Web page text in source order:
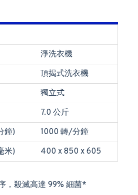
淨洗衣機
頂揭式洗衣機
獨立式
7.0 公斤
鐘)
1000 轉/分鐘
米)
400 x 850 x 605
，殺滅高達 99% 細菌*